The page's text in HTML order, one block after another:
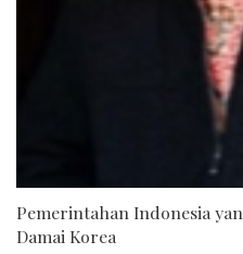
Pemerintahan Indonesia
Damai Korea